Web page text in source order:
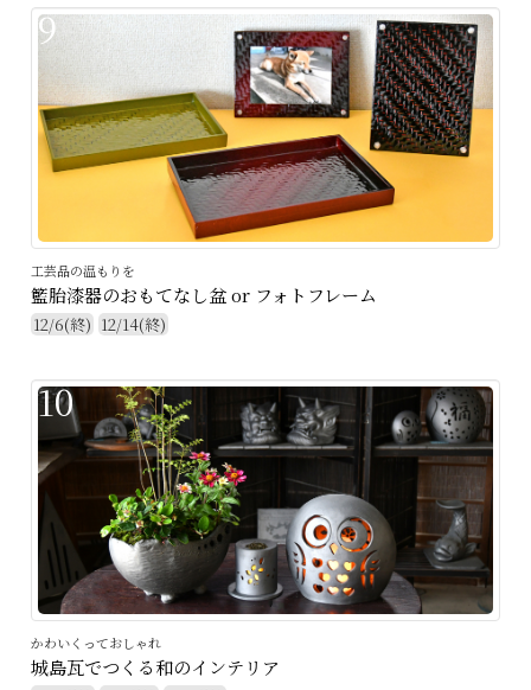
9
工芸品の温もりを
籃胎漆器のおもてなし盆 or フォトフレーム
12/6(終) 12/14(終)
10
かわいくっておしゃれ
城島瓦でつくる和のインテリア